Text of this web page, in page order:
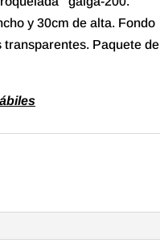
y 30cm de alta. Fondo
Paquete de